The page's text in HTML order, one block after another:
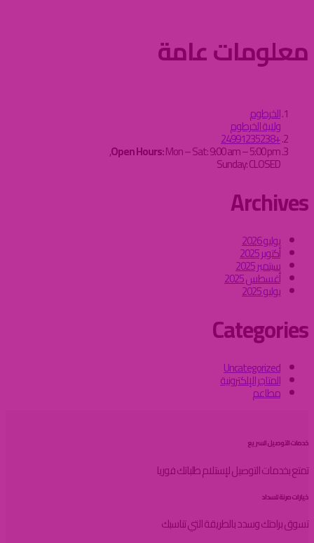
معلومات عامة
الخرطوم
ولاية الخرطوم
+24991235238
Open Hours:Mon – Sat: 9:00 am – 5:00 pm,
Sunday: CLOSED
Archives
يوليو 2026
أكتوبر 2025
سبتمبر 2025
أغسطس 2025
يوليو 2025
Categories
Uncategorized
المتاجر الإلكترونية
مطاعم
خدمات التوصيل السريع
تمتع بخدمات التوصيل لإستلام طلباتك فوريا
خيارات مرنة للسداد
تسوق براحتك وسدد بالطريقة التي تناسبك